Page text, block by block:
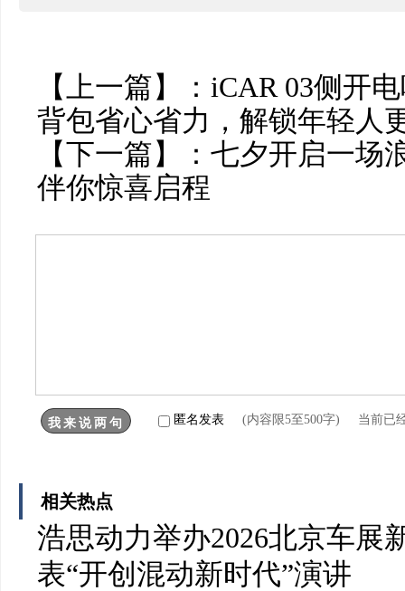
【上一篇】： iCAR 03侧开
背包省心省力，解锁年轻人
【下一篇】： 七夕开启一场
伴你惊喜启程
匿名发表 (内容限5至500字) 当前已
相关热点
浩思动力举办2026北京车展
表“开创混动新时代”演讲